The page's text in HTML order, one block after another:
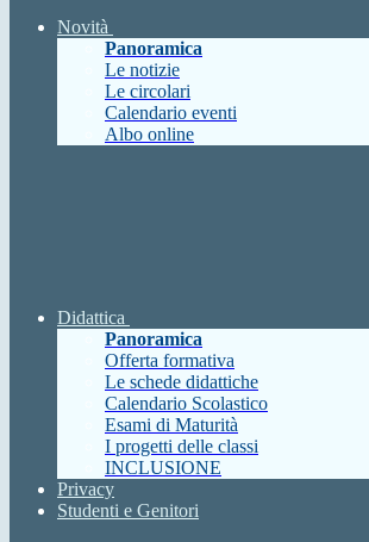
Novità
Panoramica
Le notizie
Le circolari
Calendario eventi
Albo online
Didattica
Panoramica
Offerta formativa
Le schede didattiche
Calendario Scolastico
Esami di Maturità
I progetti delle classi
INCLUSIONE
Privacy
Studenti e Genitori